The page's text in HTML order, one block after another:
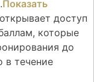
Показать
доступ
которые
до
в течение